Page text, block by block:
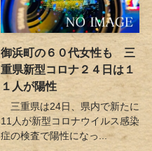
御浜町の６０代女性も 三
重県新型コロナ２４日は１
１人が陽性
三重県は24日、県内で新たに
11人が新型コロナウイルス感染
症の検査で陽性になっ...